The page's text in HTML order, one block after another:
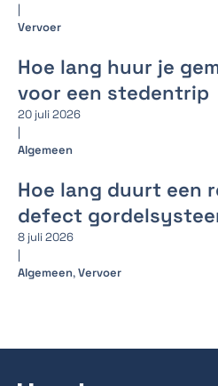
|
Vervoer
Hoe lang huur je
voor een stedentrip
20 juli 2026
|
Algemeen
Hoe lang duurt een
defect
8 juli 2026
|
Algemeen,Vervoer